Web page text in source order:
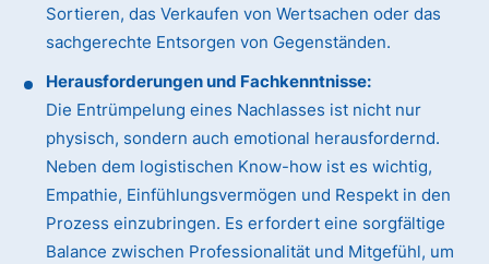
Sortieren, das Verkaufen von Wertsachen oder das
sachgerechte Entsorgen von Gegenständen.
Herausforderungen und Fachkenntnisse:
Die Entrümpelung eines Nachlasses ist nicht nur
physisch, sondern auch emotional herausfordernd.
Neben dem logistischen Know-how ist es wichtig,
Empathie, Einfühlungsvermögen und Respekt in den
Prozess einzubringen. Es erfordert eine sorgfältige
Balance zwischen Professionalität und Mitgefühl, um